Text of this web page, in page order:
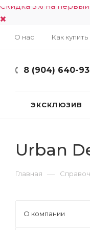
Скидка 5% на
О нас Как купить
8 (904) 640-
ЭКСКЛЮЗИВ
Urban
Главная —
О компании